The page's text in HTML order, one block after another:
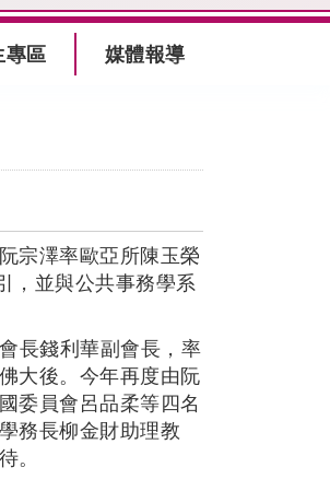
專區 媒體報導
宗澤率歐亞所陳玉榮
，並與公共事務學系
長錢利華副會長，率
大後。今年再度由阮
委員會呂品柔等四名
務長柳金財助理教
。